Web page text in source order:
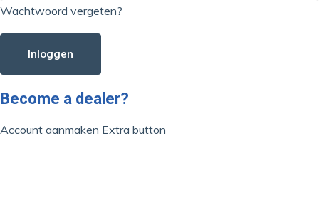
Wachtwoord vergeten?
Inloggen
Become a dealer?
Account aanmaken Extra button